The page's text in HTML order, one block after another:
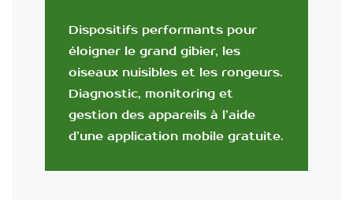
Dispositifs performants pour
éloigner le grand gibier, les
oiseaux nuisibles et les rongeurs.
Diagnostic, monitoring et
gestion des appareils à l’aide
d’une application mobile gratuite.